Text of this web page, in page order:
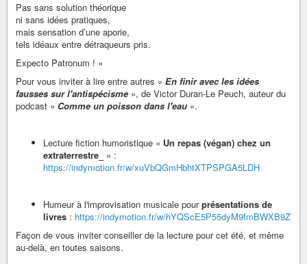
Pas sans solution théorique
ni sans idées pratiques,
mais sensation d’une aporie,
tels idéaux entre détraqueurs pris.
Expecto Patronum ! »
Pour vous inviter à lire entre autres « En finir avec les idées
fausses sur l'antispécisme », de Victor Duran-Le Peuch, auteur du
podcast « Comme un poisson dans l'eau ».
Lecture fiction humoristique « Un repas (végan) chez un
extraterrestre_
» :
https://indymotion.fr/w/xuVbQGmHbhtXTPSPGA5LDH
Humeur à l'improvisation musicale pourprésentations de
livres : https://indymotion.fr/w/hYQScE5P55dyM9fmBWXB9Z
Façon de vous inviter conseiller de la lecture pour cet été, et même
au-delà, en toutes saisons.